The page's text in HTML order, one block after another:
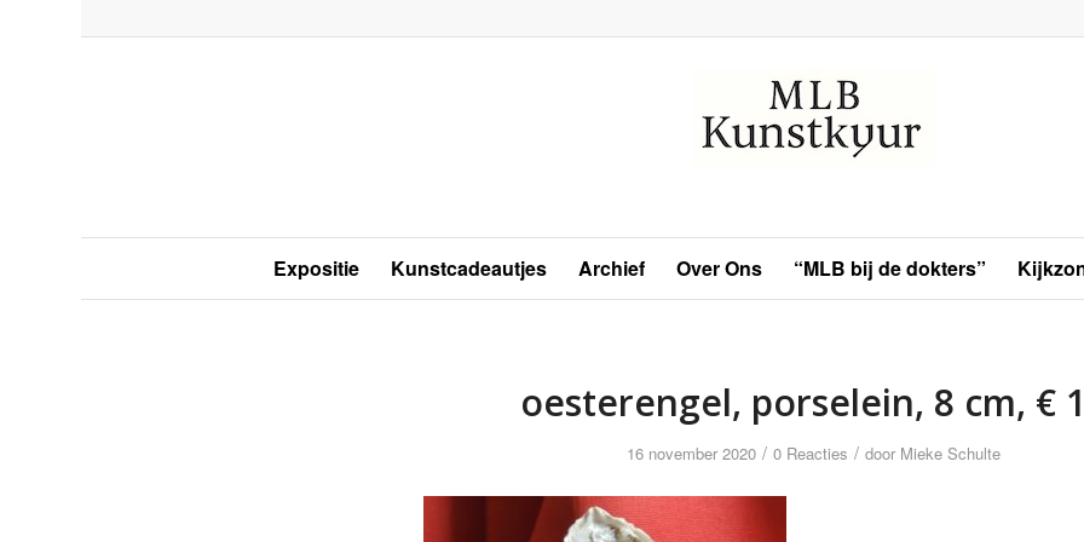
Expositie Kunstcadeautjes Archief Over Ons “MLB bij de dokters”
oesterengel, porselein, 8 cm, €
16 november 2020 / 0 Reacties / door Mieke Schulte